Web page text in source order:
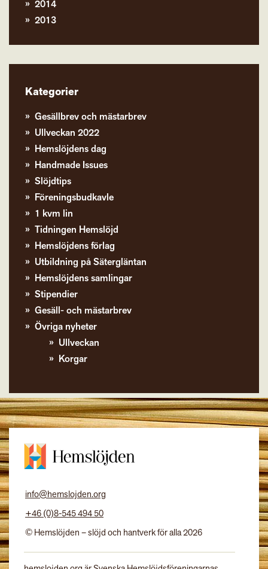
2014
2013
Kategorier
Gesällbrev och mästarbrev
Ullveckan 2022
Hemslöjdens dag
Handmade Issues
Slöjdtips
Föreningsbudkavle
1 kvm lin
Tidningen Hemslöjd
Hemslöjdens förlag
Utbildning på Sätergläntan
Hemslöjdens samlingar
Stipendier
Gesäll- och mästarbrev
Övriga nyheter
Ullveckan
Korgar
info@hemslojden.org
+46 (0)8-545 494 50
© Hemslöjden – slöjd och hantverk för alla 2026